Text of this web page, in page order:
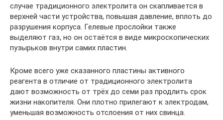
случае традиционного электролита он скапливается в
верхней части устройства, повышая давление, вплоть до
разрушения корпуса. Гелевые прослойки также
выделяют газ, но он остаётся в виде микроскопических
пузырьков внутри самих пластин.
Кроме всего уже сказанного пластины активного
реагента в отличие от традиционного электролита
дают возможность от трёх до семи раз продлить срок
жизни накопителя. Они плотно прилегают к электродам,
уменьшая возможность отслоения от них свинца.